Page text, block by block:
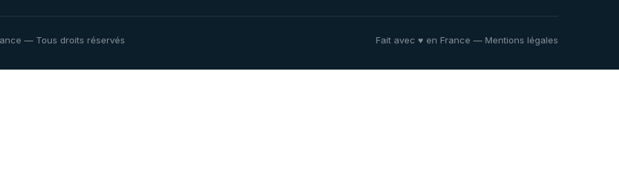
— Tous droits réservés Fait avec ♥ en France — Mentions légales